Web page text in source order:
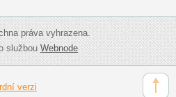
práva vyhrazena.
službouWebnode
verzi